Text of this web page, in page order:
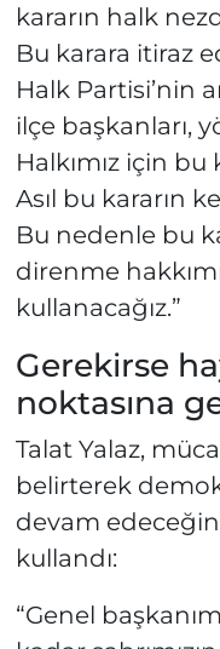
kararın halk
Bu karara itiraz
Halk Partisi’nin
ilçe başkanları,
Halkımız için
Asıl bu kararın
Bu nedenle bu
direnme
kullanacağız.”
Gerekirse
noktasına
Talat Yalaz,
belirterek
devam
kullandı:
“Genel